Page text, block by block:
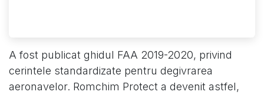
A fost publicat ghidul FAA 2019-2020, privind
cerintele standardizate pentru degivrarea
aeronavelor. Romchim Protect a devenit astfel,